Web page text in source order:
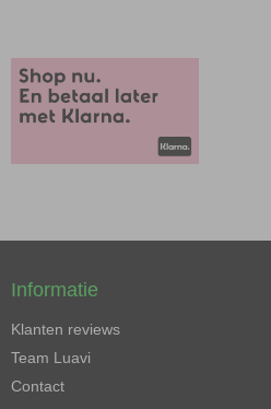
Informatie
Klanten reviews
Team Luavi
Contact